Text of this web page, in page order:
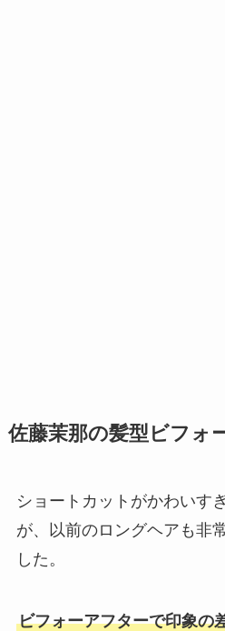
佐藤茉那の髪型ビフォ
ショートカットがかわいす
が、以前のロングヘアも非
した。
ビフォーアフターで印象の